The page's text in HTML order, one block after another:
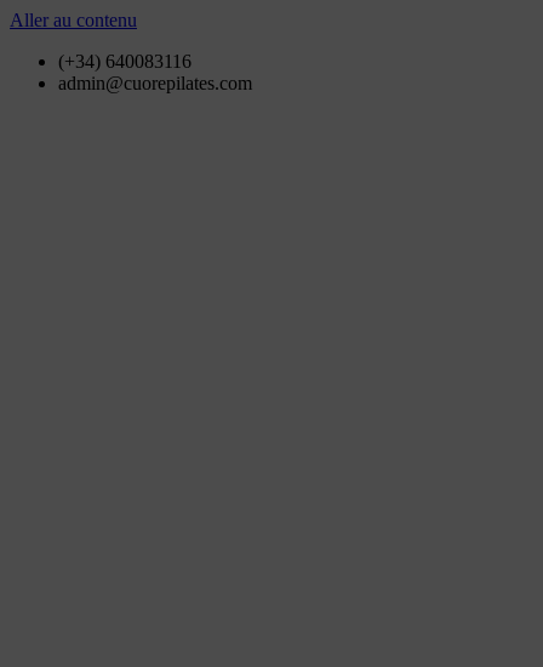
Aller au contenu
(+34) 640083116
admin@cuorepilates.com